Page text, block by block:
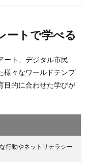
ートで学べる
ート、デジタル市民
様々なワールドテンプ
目的に合わせた学びが
行動やネットリテラシー